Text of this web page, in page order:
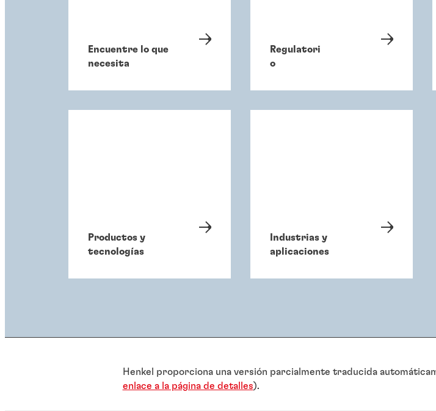
Encuentre lo que
necesita
Regulatori
o
Productos y
tecnologías
Industrias y
aplicaciones
Henkel proporciona una versión parcialmente traducida
enlace a la página de detalles).